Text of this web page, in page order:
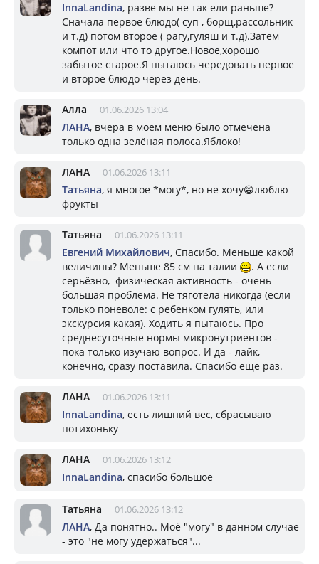
InnaLandina, разве мы не так ели раньше?
Сначала первое блюдо( суп , борщ,рассольник
и т.д) потом второе ( рагу,гуляш и т.д).Затем
компот или что то другое.Новое,хорошо
забытое старое.Я пытаюсь чередовать первое
и второе блюдо через день.
Алла 01.06.2026 13:04
ЛАНА, вчера в моем меню было отмечена
только одна зелёная полоса.Яблоко!
ЛАНА 01.06.2026 13:11
Татьяна, я многое *могу*, но не хочу😁люблю
фрукты
Татьяна 01.06.2026 13:11
Евгений Михайлович, Спасибо. Меньше какой
величины? Меньше 85 см на талии
. А если
серьёзно, физическая активность - очень
большая проблема. Не тяготела никогда (если
только поневоле: с ребенком гулять, или
экскурсия какая). Ходить я пытаюсь. Про
среднесуточные нормы микронутриентов -
пока только изучаю вопрос. И да - лайк,
конечно, сразу поставила. Спасибо ещё раз.
ЛАНА 01.06.2026 13:11
InnaLandina, есть лишний вес, сбрасываю
потихоньку
ЛАНА 01.06.2026 13:12
InnaLandina, спасибо большое
Татьяна 01.06.2026 13:12
ЛАНА, Да понятно.. Моё "могу" в данном случае
- это "не могу удержаться"...